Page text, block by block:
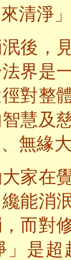
清淨
後，
界是
對整
慧及
無緣
家在
能消
而對
」是